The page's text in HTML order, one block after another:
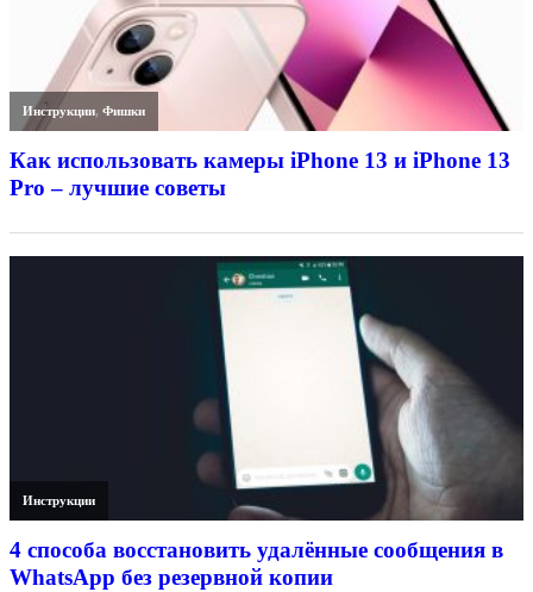
Инструкции,Фишки
Как использовать камеры iPhone 13 и iPhone 13
Pro – лучшие советы
Инструкции
4 способа восстановить удалённые сообщения в
WhatsApp без резервной копии